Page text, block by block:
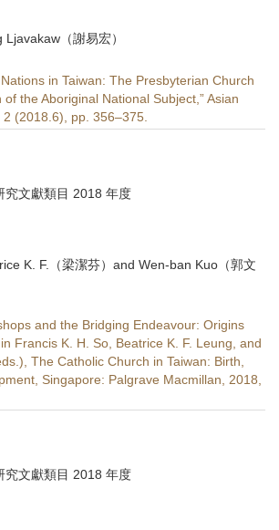
（謝易宏）
in Taiwan: The Presbyterian Church
the Aboriginal National Subject,” Asian
(2018.6), pp. 356–375.
究文獻類目 2018 年度
K. F.（梁潔芬）and Wen-ban Kuo（郭文
and the Bridging Endeavour: Origins
Francis K. H. So, Beatrice K. F. Leung, and
The Catholic Church in Taiwan: Birth,
Singapore: Palgrave Macmillan, 2018,
究文獻類目 2018 年度